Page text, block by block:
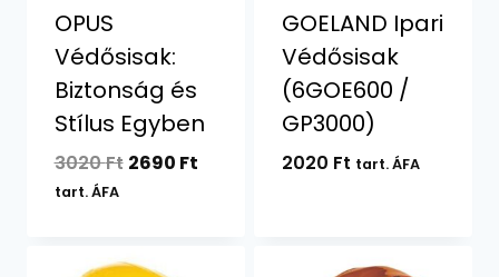
OPUS
Védősisak:
Biztonság és
Stílus Egyben
3020Ft Original
2690 FtCurrent
tart. ÁFA
GOELAND Ipari
Védősisak
(6GOE600 /
GP3000)
2020 Ft tart. ÁFA